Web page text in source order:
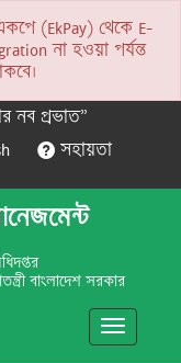
(EkPay) থেকে E-
না হওয়া পর্যন্ত
নব প্রভাত”
সহায়তা
বাংলাদেশ সরকার
Toggle